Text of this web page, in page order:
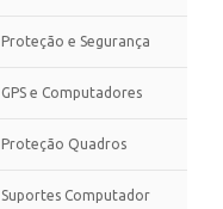
Proteção e Segurança
GPS e Computadores
Proteção Quadros
Suportes Computador